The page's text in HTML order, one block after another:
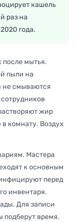
кашель
раз на
года.
после мытья.
пыли на
не смываются
жир
в комнату. Воздух
Мастера
к основным
перед
инвентаря.
Для записи
подберут время.